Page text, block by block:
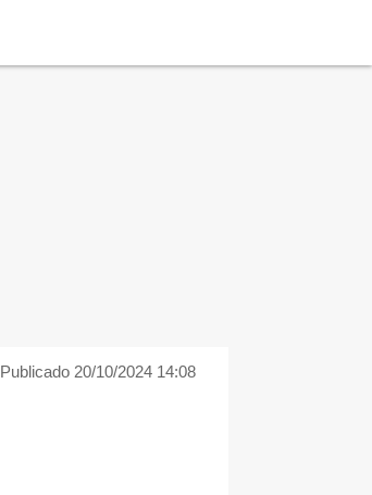
Publicado 20/10/2024 14:08